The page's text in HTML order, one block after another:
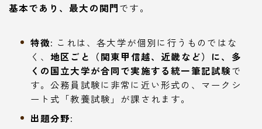
基本であり、最大の関門です。
特徴: これは、各大学が個別に行うものではな
く、 地区ごと（関東甲信越、近畿など）に、多
くの国立大学が合同で実施する統一筆記試験で
す。公務員試験に非常に近い形式の、マークシ
ート式「教養試験」が課されます。
出題分野: